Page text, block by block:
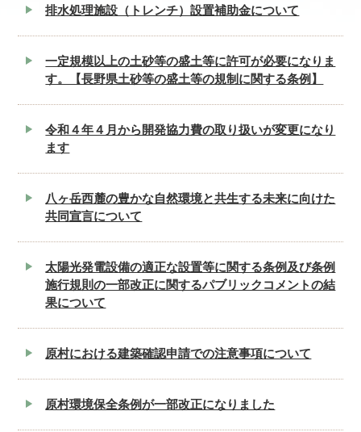
排水処理施設（トレンチ）設置補助金について
一定規模以上の土砂等の盛土等に許可が必要になりま
す。【長野県土砂等の盛土等の規制に関する条例】
令和４年４月から開発協力費の取り扱いが変更になり
ます
八ヶ岳西麓の豊かな自然環境と共生する未来に向けた
共同宣言について
太陽光発電設備の適正な設置等に関する条例及び条例
施行規則の一部改正に関するパブリックコメントの結
果について
原村における建築確認申請での注意事項について
原村環境保全条例が一部改正になりました